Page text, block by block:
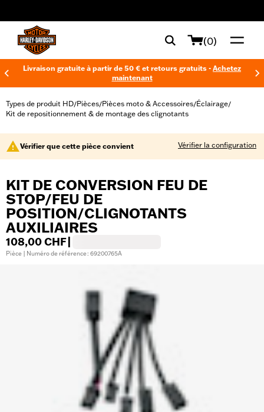
(0)
Livraison gratuite à partir de 50 € et retours gratuits - Achetez
maintenant
Types de produit HD/Pièces/Pièces moto & Accessoires/Éclairage/
Kit de repositionnement & de montage des clignotants
Vérifier que cette pièce convient Vérifier la configuration
KIT DE CONVERSION FEU DE
STOP/FEU DE
POSITION/CLIGNOTANTS
AUXILIAIRES
108,00 CHF
Pièce | Numéro de référence : 69200765A